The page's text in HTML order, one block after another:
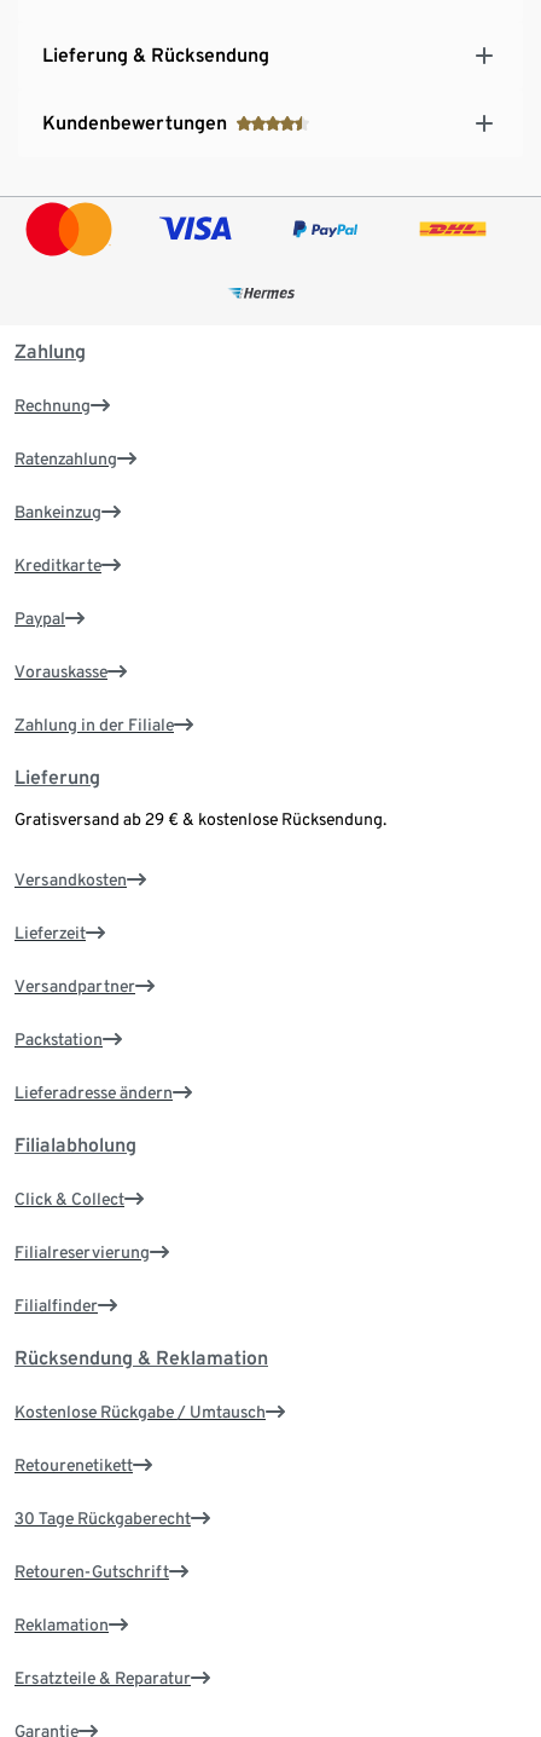
Lieferung & Rücksendung
Kundenbewertungen
Zahlung
Rechnung
Ratenzahlung
Bankeinzug
Kreditkarte
Paypal
Vorauskasse
Zahlung in der Filiale
Lieferung
Gratisversand ab 29 € & kostenlose Rücksendung.
Versandkosten
Lieferzeit
Versandpartner
Packstation
Lieferadresse ändern
Filialabholung
Click & Collect
Filialreservierung
Filialfinder
Rücksendung & Reklamation
Kostenlose Rückgabe / Umtausch
Retourenetikett
30 Tage Rückgaberecht
Retouren-Gutschrift
Reklamation
Ersatzteile & Reparatur
Garantie